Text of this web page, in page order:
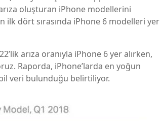
oluşturan iPhone modellerini
ilk dört sırasında iPhone 6 modelleri yer
arıza oranıyla iPhone 6 yer alırken,
Raporda, iPhone’larda en yoğun
veri bulunduğu belirtiliyor.